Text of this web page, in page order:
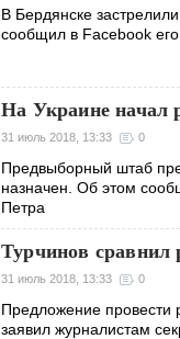
В Бердянске
сообщил в Facebook
На Украине начал
31 июль 2018, 13:33 0
Предвыборный штаб
назначен. Об этом
Петра
Турчинов сравнил
31 июль 2018, 13:33 0
Предложение провести
заявил журналистам